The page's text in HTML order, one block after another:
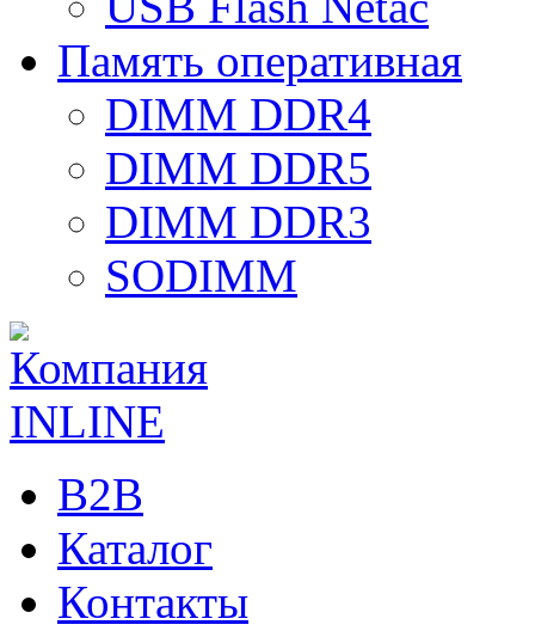
Память оперативная
DIMM DDR4
DIMM DDR5
DIMM DDR3
SODIMM
B2B
Каталог
Контакты